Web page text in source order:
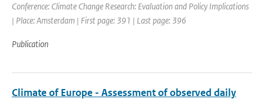
Conference: Climate Change Research: Evaluation and Policy Implications
| Place: Amsterdam | First page: 391 | Last page: 396
Publication
Climate of Europe - Assessment of observed daily